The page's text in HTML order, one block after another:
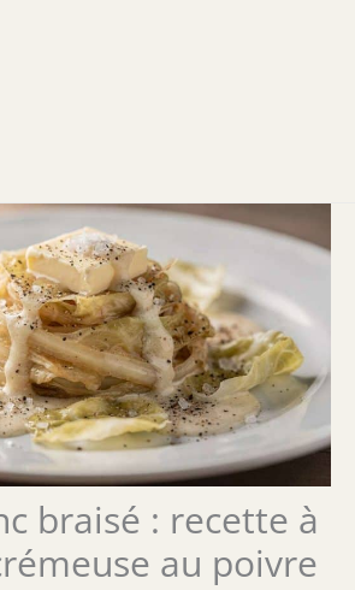
braisé : recette à
au poivre